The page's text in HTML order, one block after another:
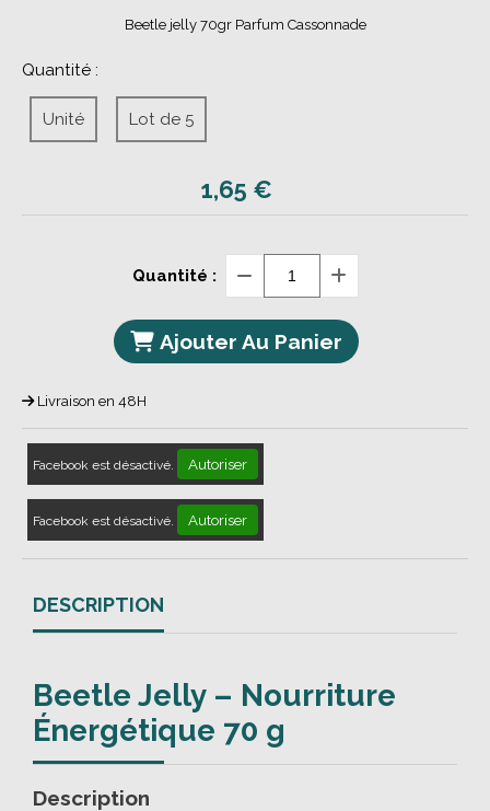
Beetle jelly 70gr Parfum Cassonnade
Quantité :
Unité Lot de 5
1,65 €
Quantité :
Ajouter Au Panier
Livraison en 48H
Facebook est désactivé. Autoriser
Facebook est désactivé. Autoriser
DESCRIPTION
Beetle Jelly – Nourriture
Énergétique 70 g
Description